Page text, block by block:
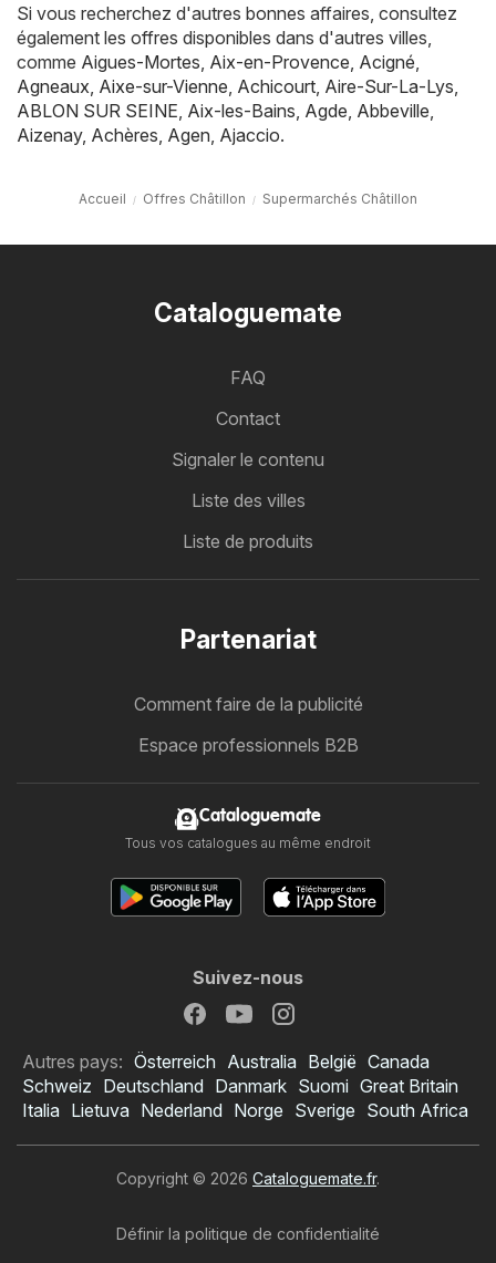
Si vous recherchez d'autres bonnes affaires, consultez
également les offres disponibles dans d'autres villes,
comme Aigues-Mortes Aix-en-Provence Acigné
Agneaux Aixe-sur-Vienne Achicourt Aire-Sur-La-Lys
ABLON SUR SEINE Aix-les-Bains Agde Abbeville
Aizenay, Achères Agen Ajaccio.
Accueil Offres Châtillon Supermarchés Châtillon
Cataloguemate
FAQ
Contact
Signaler le contenu
Liste des villes
Liste de produits
Partenariat
Comment faire de la publicité
Espace professionnels B2B
Cataloguemate
Tous vos catalogues au même endroit
Suivez-nous
Autres pays: Österreich Australia België Canada
Schweiz Deutschland Danmark Suomi Great Britain
Italia Lietuva Nederland Norge Sverige South Africa
Copyright © 2026 Cataloguemate.fr.
Définir la politique de confidentialité